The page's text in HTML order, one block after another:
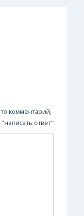
комментарий,
ответ"